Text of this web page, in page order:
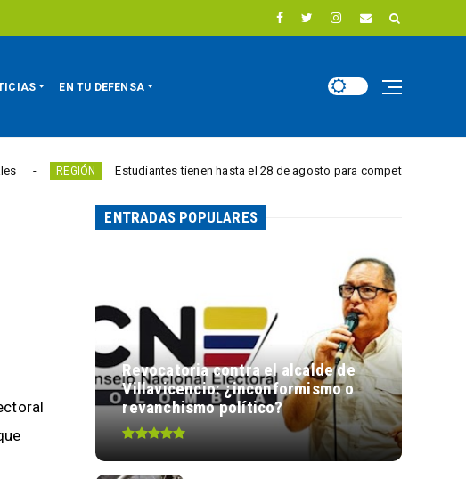
EN TU DEFENSA
Estudiantes tienen hasta el 28 de agosto para competir por 10.000 euros en
ENTRADAS POPULARES
Revocatoria contra el alcalde de
Villavicencio: ¿inconformismo o
revanchismo político?